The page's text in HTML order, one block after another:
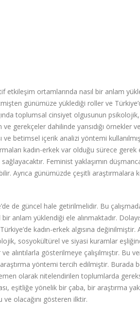
etkileşim ortamlarında nasıl bir anlam
günümüze yüklediği roller ve
toplumsal cinsiyet olgusunun
gerekçeler dahilinde yansıdığı örnekler ve
betimsel içerik analizi yöntemi
kadın-erkek var olduğu sürece gerek
Feminist yaklaşımın
Ayrıca günümüzde çeşitli araştırmalara
de güncel hale getirilmelidir. Bu
anlam yüklendiği ele alınmaktadır.
kadın-erkek algısına
sosyokültürel ve siyasi kuramlar
alıntılarla gösterilmeye çalışılmıştır. Bu
yöntemi tercih edilmiştir. Burada
olarak nitelendirilen toplumlarda
eşitliğe yönelik bir çaba, bir araştırma
olacağını gösteren ilktir.